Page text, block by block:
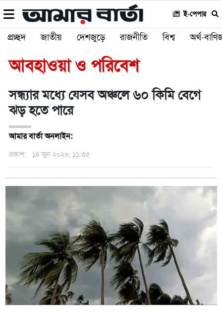
ই-পেপার
প্রচ্ছদ জাতীয় দেশজুড়ে রাজনীতি বিশ্ব অর্থ-
আবহাওয়া ও পরিবেশ
সন্ধ্যার মধ্যে যেসব অঞ্চলে ৬০ কিমি বেগে
ঝড় হতে পারে
আমার বার্তা অনলাইন:
প্রকাশ: ১৪ জুন ২০২৬, ১১:৩৫